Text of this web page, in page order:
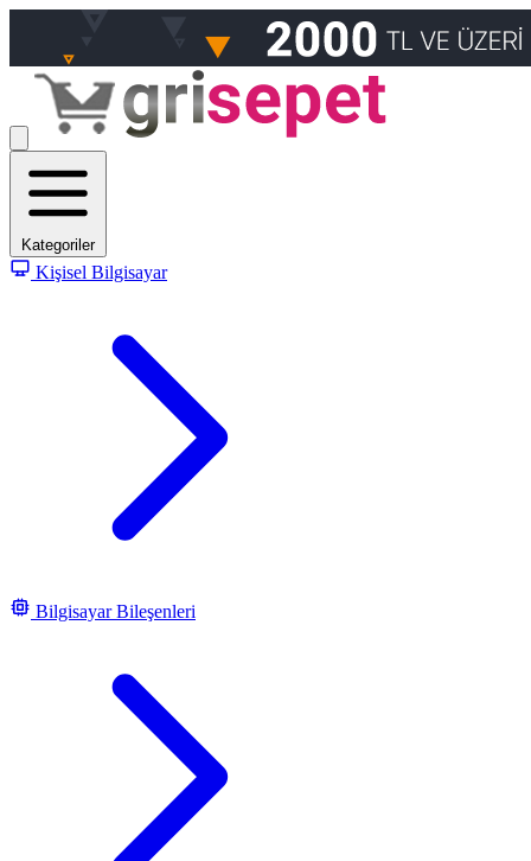
Kategoriler
Kişisel Bilgisayar
Bilgisayar Bileşenleri